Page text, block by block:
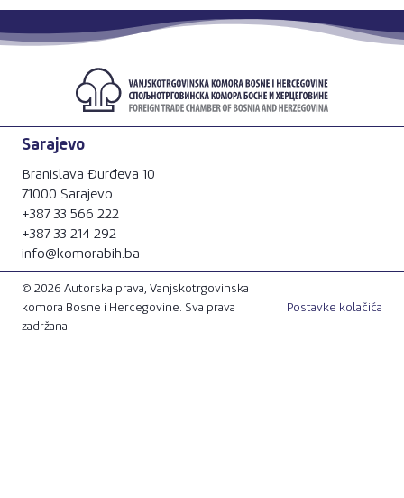
Sarajevo
Branislava Đurđeva 10
71000 Sarajevo
+387 33 566 222
+387 33 214 292
info@komorabih.ba
© 2026 Autorska prava, Vanjskotrgovinska
komora Bosne i Hercegovine. Sva prava
zadržana.
Postavke kolačića